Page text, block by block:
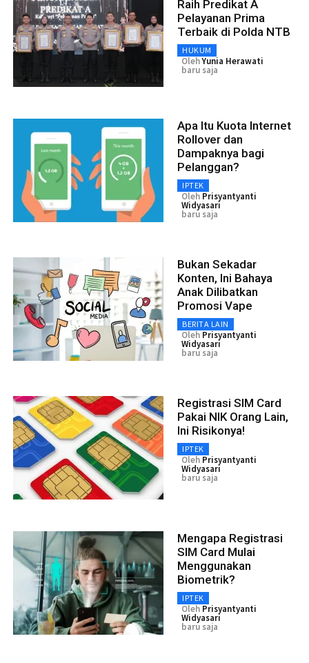
Raih Predikat A
Pelayanan Prima
Terbaik di Polda NTB
HUKUM
OlehYunia Herawati
baru saja
Apa Itu Kuota Internet
Rollover dan
Dampaknya bagi
Pelanggan?
IPTEK
Oleh Prisyantyanti
Widyasari
baru saja
Bukan Sekadar
Konten, Ini Bahaya
Anak Dilibatkan
Promosi Vape
BERITA LAIN
Oleh Prisyantyanti
Widyasari
baru saja
Registrasi SIM Card
Pakai NIK Orang Lain,
Ini Risikonya!
IPTEK
Oleh Prisyantyanti
Widyasari
baru saja
Mengapa Registrasi
SIM Card Mulai
Menggunakan
Biometrik?
IPTEK
Oleh Prisyantyanti
Widyasari
baru saja